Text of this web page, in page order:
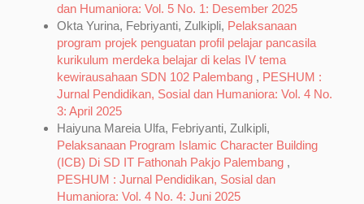
dan Humaniora: Vol. 5 No. 1: Desember 2025
Okta Yurina, Febriyanti, Zulkipli, Pelaksanaan
program projek penguatan profil pelajar pancasila
kurikulum merdeka belajar di kelas IV tema
kewirausahaan SDN 102 Palembang , PESHUM :
Jurnal Pendidikan, Sosial dan Humaniora: Vol. 4 No.
3: April 2025
Haiyuna Mareia Ulfa, Febriyanti, Zulkipli,
Pelaksanaan Program Islamic Character Building
(ICB) Di SD IT Fathonah Pakjo Palembang ,
PESHUM : Jurnal Pendidikan, Sosial dan
Humaniora: Vol. 4 No. 4: Juni 2025